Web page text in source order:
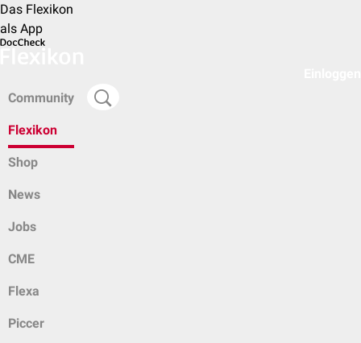
Das Flexikon
als App
Community
Flexikon
Shop
News
Jobs
CME
Flexa
Piccer